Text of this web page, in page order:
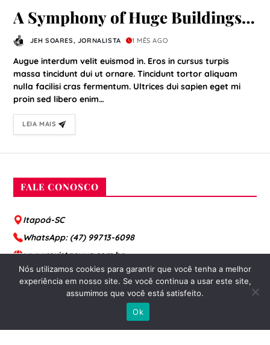
A Symphony of Huge Buildings
and Open Horizons
JEH SOARES, JORNALISTA 1 MÊS AGO
Augue interdum velit euismod in. Eros in cursus turpis
massa tincidunt dui ut ornare. Tincidunt tortor aliquam
nulla facilisi cras fermentum. Ultrices dui sapien eget mi
proin sed libero enim…
LEIA MAIS
FALE CONOSCO
Itapoá-SC
WhatsApp: (47) 99713-6098
www.revistaevva.com.br
contato@revistaevva.com.br
Nós utilizamos cookies para garantir que você tenha a melhor
experiência em nosso site. Se você continua a usar este site,
assumimos que você está satisfeito.
Ok